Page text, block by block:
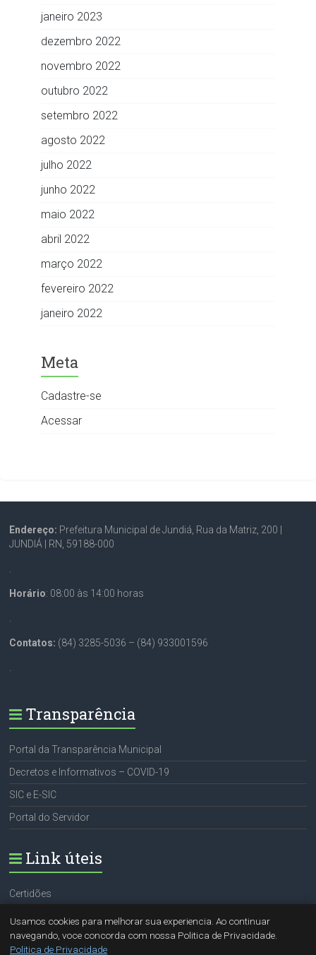
janeiro 2023
dezembro 2022
novembro 2022
outubro 2022
setembro 2022
agosto 2022
julho 2022
junho 2022
maio 2022
abril 2022
março 2022
fevereiro 2022
janeiro 2022
Meta
Cadastre-se
Acessar
Endereço: Prefeitura Municipal de Jundiá, Rua da Matriz, 200 |
JUNDIÁ | RN, 59188-000
Horário: 08:00 às 14:00 horas
Contatos: (84) 3285-5036 – (84) 933001596
Transparência
Portal da Transparência Municipal
Decretos e Informativos – COVID-19
SIC e E-SIC
Portal do Servidor
Link úteis
Certidões
Portal do Servidor
SIC e E-SIC
Usamos cookies para melhorar sua experiencia. Ao continuar
navegando, voce concorda com nossa Politica de Privacidade.
Politica de Privacidade